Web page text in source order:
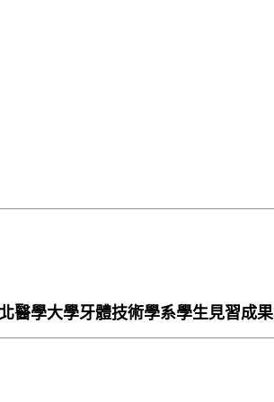
醫學大學牙體技術學系學生見習成